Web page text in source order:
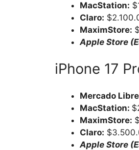
MacStation:
Claro:
MaximStore:
Apple Store
iPhone 17
Mercado
MacStation:
MaximStore:
Claro:
Apple Store